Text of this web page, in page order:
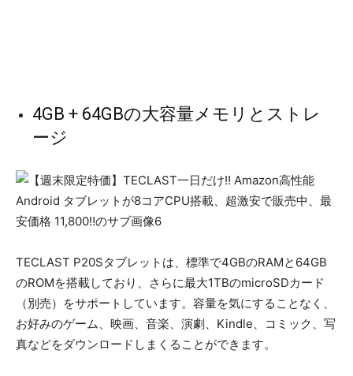
4GB + 64GBの大容量メモリとストレ
ージ
TECLAST P20Sタブレットは、標準で4GBのRAMと64GB
のROMを搭載しており、さらに最大1TBのmicroSDカード
（別売）をサポートしています。容量を気にすることなく、
お好みのゲーム、映画、音楽、演劇、Kindle、コミック、写
真などをダウンロードしまくることができます。